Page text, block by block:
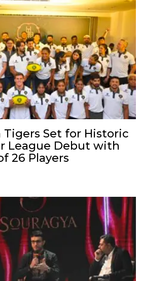
Tigers Set for Historic
League Debut with
26 Players